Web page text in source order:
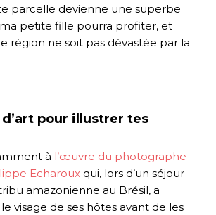
parcelle devienne une superbe
petite fille pourra profiter, et
région ne soit pas dévastée par la
pour illustrer tes
à l’œuvre du photographe
Echarouxqui, lors d’un séjour
amazonienne au Brésil, a
visage de ses hôtes avant de les